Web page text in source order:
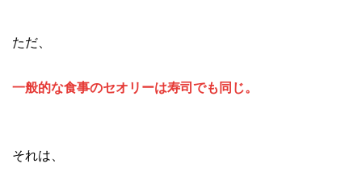
ただ、
一般的な食事のセオリーは寿司でも同じ。
それは、